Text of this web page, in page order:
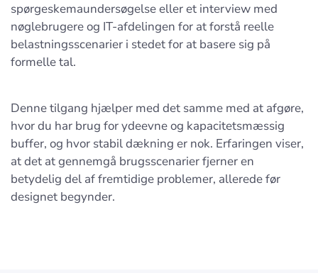
spørgeskemaundersøgelse eller et interview med
nøglebrugere og IT-afdelingen for at forstå reelle
belastningsscenarier i stedet for at basere sig på
formelle tal.
Denne tilgang hjælper med det samme med at afgøre,
hvor du har brug for ydeevne og kapacitetsmæssig
buffer, og hvor stabil dækning er nok. Erfaringen viser,
at det at gennemgå brugsscenarier fjerner en
betydelig del af fremtidige problemer, allerede før
designet begynder.